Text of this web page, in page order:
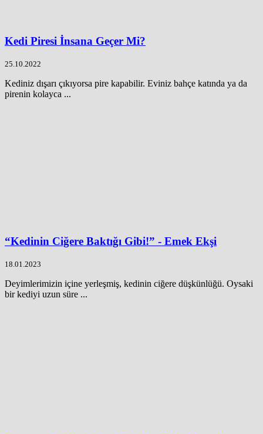
Kedi Piresi İnsana Geçer Mi?
25.10.2022
Kediniz dışarı çıkıyorsa pire kapabilir. Eviniz bahçe katında ya da
pirenin kolayca ...
“Kedinin Ciğere Baktığı Gibi!” - Emek Ekşi
18.01.2023
Deyimlerimizin içine yerleşmiş, kedinin ciğere düşkünlüğü. Oysaki
bir kediyi uzun süre ...